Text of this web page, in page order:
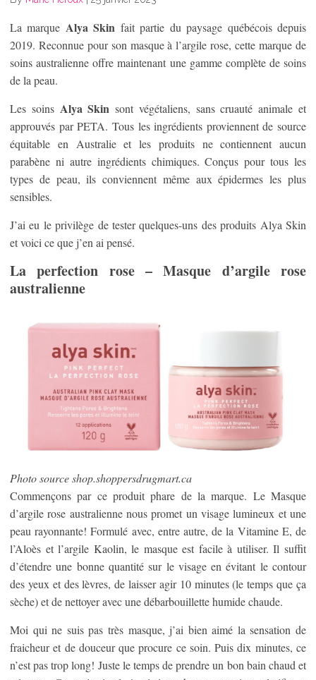
La marque Alya Skin fait partie du paysage québécois depuis
2019. Reconnue pour son masque à l’argile rose, cette marque de
soins australienne offre maintenant une gamme complète de soins
de la peau.
Les soins Alya Skin sont végétaliens, sans cruauté animale et
approuvés par PETA. Tous les ingrédients proviennent de source
équitable en Australie et les produits ne contiennent aucun
parabène ni autre ingrédients chimiques. Conçus pour tous les
types de peau, ils conviennent même aux épidermes les plus
sensibles.
J’ai eu le privilège de tester quelques-uns des produits Alya Skin
et voici ce que j’en ai pensé.
La perfection rose – Masque d’argile rose
australienne
Photo source shop.shoppersdrugmart.ca
Commençons par ce produit phare de la marque. Le Masque
d’argile rose australienne nous promet un visage lumineux et une
peau rayonnante! Formulé avec, entre autre, de la Vitamine E, de
l’Aloès et l’argile Kaolin, le masque est facile à utiliser. Il suffit
d’étendre une bonne quantité sur le visage en évitant le contour
des yeux et des lèvres, de laisser agir 10 minutes (le temps que ça
sèche) et de nettoyer avec une débarbouillette humide chaude.
Moi qui ne suis pas très masque, j’ai bien aimé la sensation de
fraicheur et de douceur que procure ce soin. Puis dix minutes, ce
n’est pas trop long! Juste le temps de prendre un bon bain chaud et